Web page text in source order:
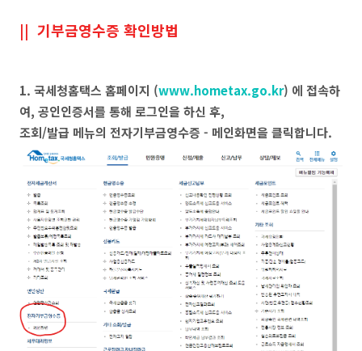
|| 기부금영수증 확인방법
1. 국세청홈택스 홈페이지 (www.hometax.go.kr) 에 접속하
여, 공인인증서를 통해 로그인을 하신 후,
조회/발급 메뉴의 전자기부금영수증 - 메인화면을 클릭합니다.